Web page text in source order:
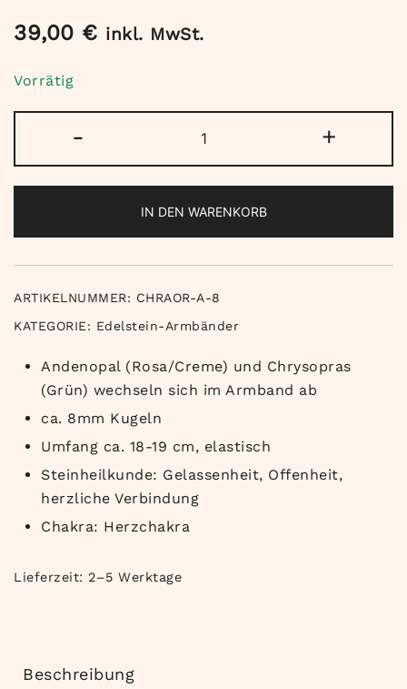
39,00 € inkl. MwSt.
Vorrätig
-
&
Chrysopras
Menge
+
IN DEN WARENKORB
ARTIKELNUMMER: CHRAOR-A-8
KATEGORIE: Edelstein-Armbänder
Andenopal (Rosa/Creme) und Chrysopras
(Grün) wechseln sich im Armband ab
ca. 8mm Kugeln
Umfang ca. 18-19 cm, elastisch
Steinheilkunde: Gelassenheit, Offenheit,
herzliche Verbindung
Chakra: Herzchakra
Lieferzeit: 2–5 Werktage
Beschreibung